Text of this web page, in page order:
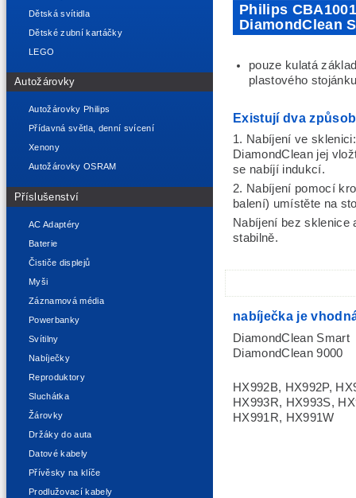
Dětská svítidla
Dětské zubní kartáčky
LEGO
Autožárovky
Autožárovky Philips
Přídavná světla, denní svícení
Xenony
Autožárovky OSRAM
Příslušenství
AC Adaptéry
Baterie
Čističe displejů
Myši
Záznamová média
Powerbanky
Svítilny
Nabíječky
Reproduktory
Sluchátka
Žárovky
Držáky do auta
Datové kabely
Přívěsky na klíče
Prodlužovací kabely
Philips
DiamondClean
pouze kulatá
plastového
Existují dva
1. Nabíjení ve
DiamondClean jej
se nabíjí indukcí.
2. Nabíjení pomocí
balení) umístěte na
Nabíjení bez sklenice
stabilně.
nabíječka je
DiamondClean Smart
DiamondClean 9000
HX992B, HX992P,
HX993R, HX993S,
HX991R, HX991W